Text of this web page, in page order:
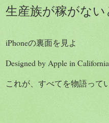
生産族が稼がない
iPhoneの裏面を見よ
Designed by Apple in
これが、すべてを物語って